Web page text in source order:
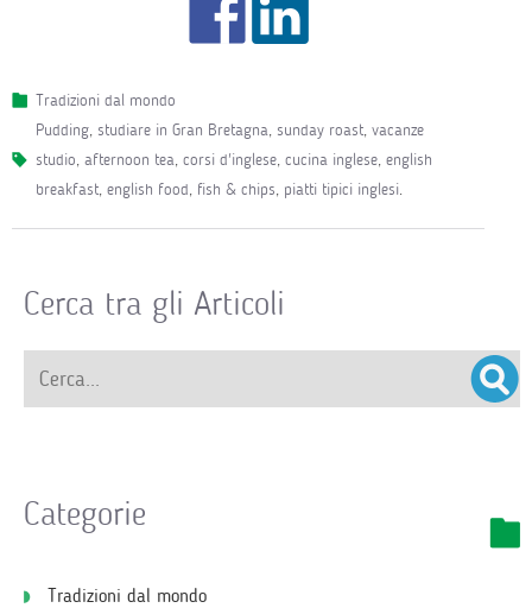
Tradizioni dal mondo
pudding, studiare in Gran Bretagna, sunday roast, vacanze
studio, afternoon tea, corsi d'inglese, cucina inglese, english
breakfast, english food, fish & chips, piatti tipici inglesi.
Cerca tra gli Articoli
Categorie
Tradizioni dal mondo